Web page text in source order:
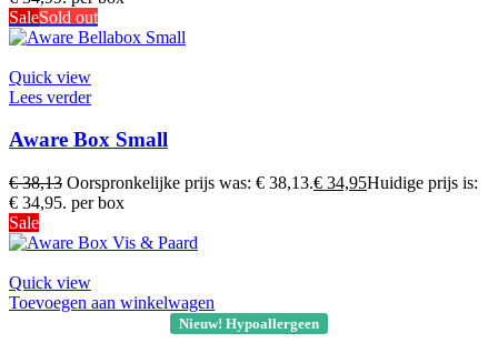
SaleSold out
Quick view
Lees verder
Aware Box Small
€38,13 Oorspronkelijke prijs was: € 38,13.€ 34,95Huidige prijs is:
€ 34,95. per box
Sale
Quick view
Toevoegen aan winkelwagen
Nieuw! Hypoallergeen